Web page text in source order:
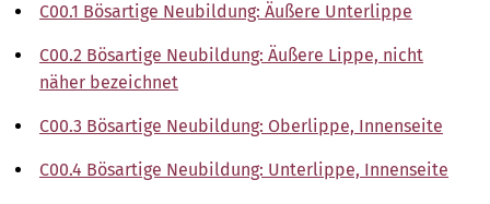
C00.1 Bösartige Neubildung: Äußere Unterlippe
C00.2 Bösartige Neubildung: Äußere Lippe, nicht
näher bezeichnet
C00.3 Bösartige Neubildung: Oberlippe, Innenseite
C00.4 Bösartige Neubildung: Unterlippe, Innenseite